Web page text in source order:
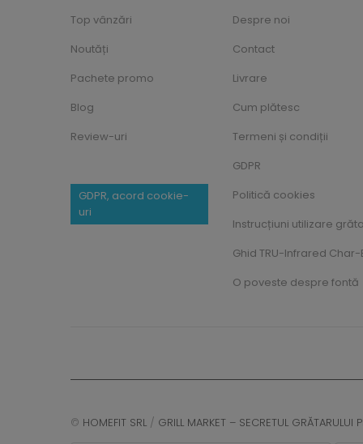
Top vânzări
Noutăți
Pachete promo
Blog
Review-uri
GDPR, acord cookie-
uri
Despre noi
Contact
Livrare
Cum plătesc
Termeni și condiții
GDPR
Politică cookies
Instrucțiuni utilizare
Ghid TRU-Infrared Char-
O poveste despre fontă
© HOMEFIT SRL / GRILL MARKET – SECRETUL GRĂTARULUI